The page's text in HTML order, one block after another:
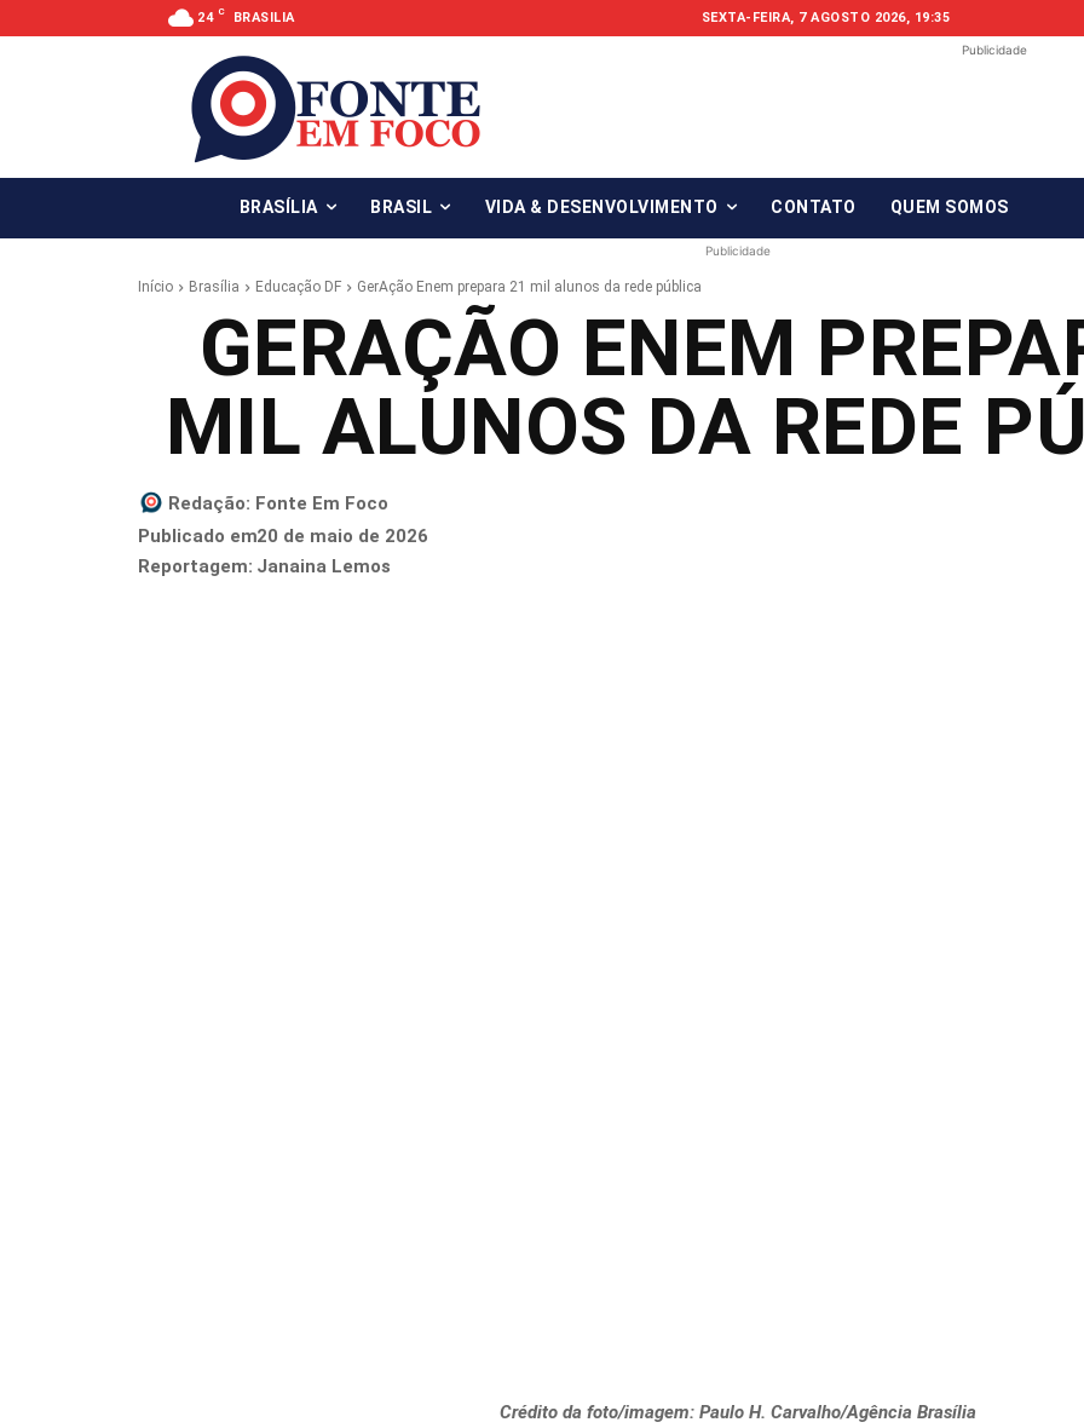
24 C BRASILIA SEXTA-FEIRA, 7 AGOSTO 2026, 19:35
Publicidade
BRASÍLIA BRASIL VIDA & DESENVOLVIMENTO CONTATO QUEM SOMOS
Publicidade
Início Brasília Educação DF GerAção Enem prepara 21 mil alunos da rede pública
GERAÇÃO ENEM
MIL ALUNOS DA REDE
Redação: Fonte Em Foco
Publicado em20 de maio de 2026
Reportagem: Janaina Lemos
Crédito da foto/imagem: Paulo H. Carvalho/Agência Brasília